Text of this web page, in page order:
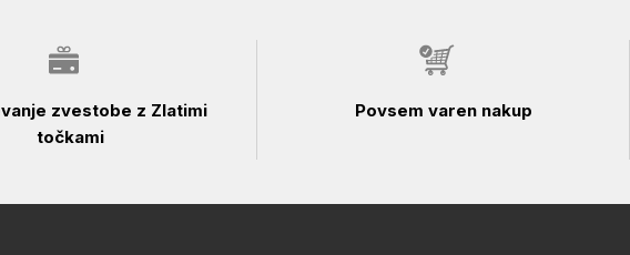
zvestobe z Zlatimi
točkami
Povsem varen nakup